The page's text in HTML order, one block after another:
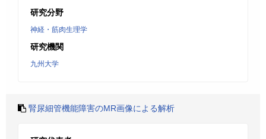
研究分野
神経・筋肉生理学
研究機関
九州大学
腎尿細管機能障害のMR画像による解析